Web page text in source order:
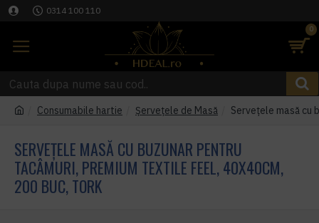
0314 100 110
0
Consumabile hartie Șervețele de Masă Servețele masă cu
SERVEȚELE MASĂ CU BUZUNAR PENTRU
TACÂMURI, PREMIUM TEXTILE FEEL, 40X40CM,
200 BUC, TORK